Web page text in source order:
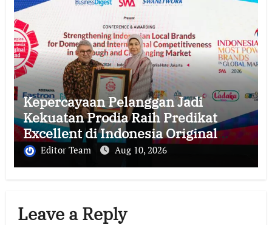
Kepercayaan Pelanggan Jadi
Kekuatan Prodia Raih Predikat
Excellent di Indonesia Original
Brand 2026
Editor Team Aug 10, 2026
Leave a Reply